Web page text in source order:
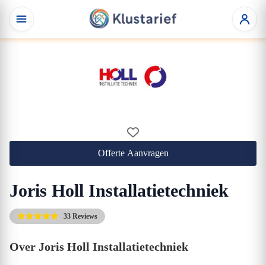
Offerte Aanvragen
Joris Holl Installatietechniek
33 Reviews
Over Joris Holl Installatietechniek